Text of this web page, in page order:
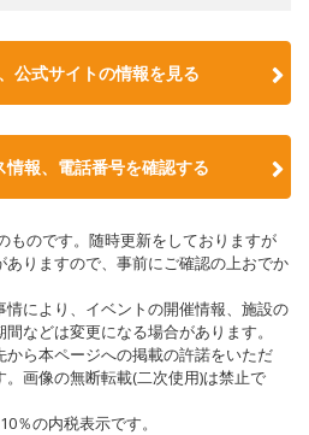
公式サイトの情報を見る
情報、電話番号を確認する
ものです。随時更新をしておりますが
りますので、事前にご確認の上おでか
により、イベントの開催情報、施設の
などは変更になる場合があります。
ら本ページへの掲載の許諾をいただ
画像の無断転載(二次使用)は禁止で
％の内税表示です。